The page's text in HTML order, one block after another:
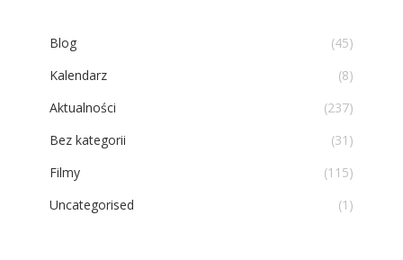
Blog
(45)
Kalendarz
(8)
Aktualności
(237)
Bez kategorii
(31)
Filmy
(115)
Uncategorised
(1)